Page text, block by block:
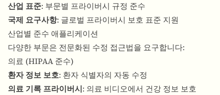
산업 표준: 부문별 프라이버시 규정 준수
국제 요구사항: 글로벌 프라이버시 보호 표준 지원
산업별 준수 애플리케이션
다양한 부문은 전문화된 수정 접근법을 요구합니다:
의료 (HIPAA 준수)
환자 정보 보호: 환자 식별자의 자동 수정
의료 기록 프라이버시: 의료 비디오에서 건강 정보 보호